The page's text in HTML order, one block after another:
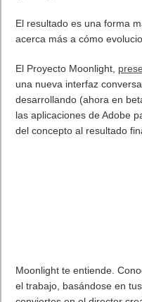
El resultado es una forma
acerca más a cómo
El Proyecto Moonlight,
una nueva interfaz
desarrollando (ahora en
las aplicaciones de Adobe
del concepto al resultado
Moonlight te entiende.
el trabajo, basándose en